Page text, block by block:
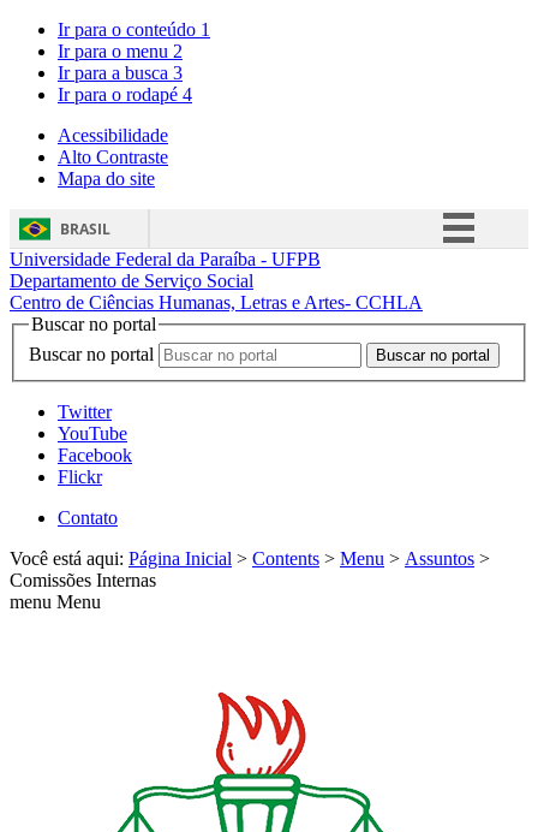
Ir para o conteúdo 1
Ir para o menu 2
Ir para a busca 3
Ir para o rodapé 4
Acessibilidade
Alto Contraste
Mapa do site
BRASIL
Comunica BR
Participe
Acesso à informação
Universidade Federal da Paraíba - UFPB
Departamento de Serviço Social
Centro de Ciências Humanas, Letras e Artes- CCHLA
Buscar no portal
Buscar no portal
Twitter
YouTube
Facebook
Flickr
Contato
Você está aqui: Página Inicial > Contents > Menu > Assuntos >
Comissões Internas
menu Menu